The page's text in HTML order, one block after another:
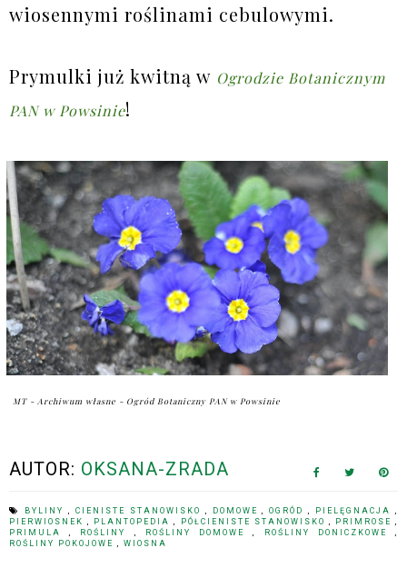
wiosennymi roślinami cebulowymi.
Prymulki już kwitną w Ogrodzie Botanicznym
PAN w Powsinie!
MT - Archiwum własne - Ogród Botaniczny PAN w Powsinie
AUTOR: OKSANA-ZRADA
BYLINY CIENISTE STANOWISKO DOMOWE ,OGRÓD PIELĘGNACJA
PIERWIOSNEK
PLANTOPEDIA PÓŁCIENISTE STANOWISKO PRIMROSE
PRIMULA
ROŚLINY ROŚLINY DOMOWE ROŚLINY DONICZKOWE
ROŚLINY POKOJOWE
WIOSNA